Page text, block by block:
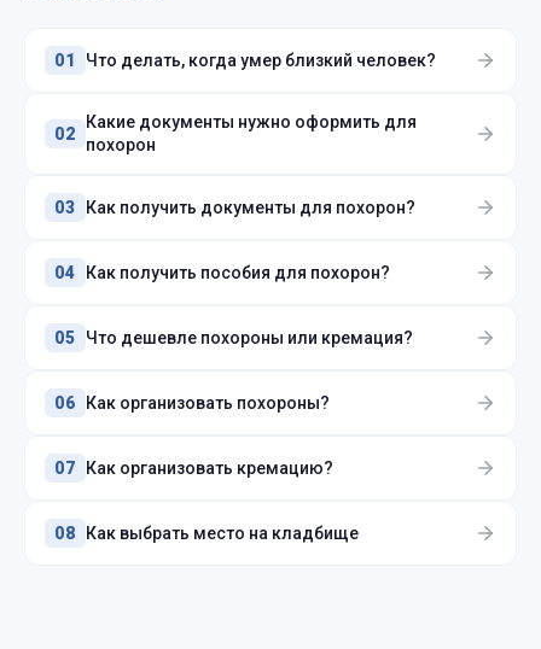
01 Что делать, когда умер близкий человек?
02
Какие документы нужно оформить для
похорон
03 Как получить документы для похорон?
04 Как получить пособия для похорон?
05 Что дешевле похороны или кремация?
06 Как организовать похороны?
07 Как организовать кремацию?
08 Как выбрать место на кладбище